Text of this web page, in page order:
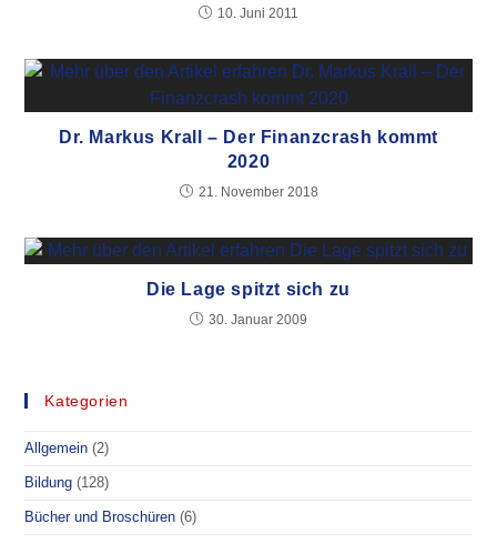
10. Juni 2011
Dr. Markus Krall – Der Finanzcrash kommt
2020
21. November 2018
Die Lage spitzt sich zu
30. Januar 2009
Kategorien
Allgemein (2)
Bildung (128)
Bücher und Broschüren (6)